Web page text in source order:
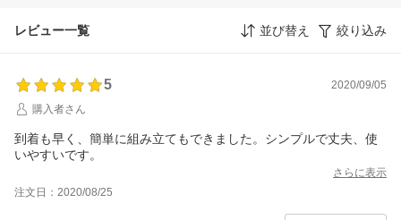
レビュー一覧 並び替え 絞り込み
5
2020/09/05
購入者さん
到着も早く、簡単に組み立てもできました。シンプルで丈夫、使
いやすいです。
さらに表示
注文日：2020/08/25